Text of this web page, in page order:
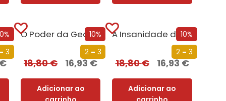
3
Uma Breve História da Terra – Quatro mil milhões de anos em oito capítulos
10%
2 = 3
O Poder da Geografia
18,80€ 16,93€
Adicionar ao
10%
2 = 3
A Insanidade das Massas
18,80€ 16,93€
Adicionar ao